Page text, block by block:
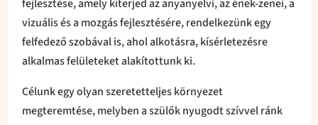
fejlesztése, amely kiterjed az anyanyelvi, az ének-zenei, a
vizuális és a mozgás fejlesztésére, rendelkezünk egy
felfedező szobával is, ahol alkotásra, kísérletezésre
alkalmas felületeket alakítottunk ki.
Célunk egy olyan szeretetteljes környezet
megteremtése, melyben a szülők nyugodt szívvel ránk